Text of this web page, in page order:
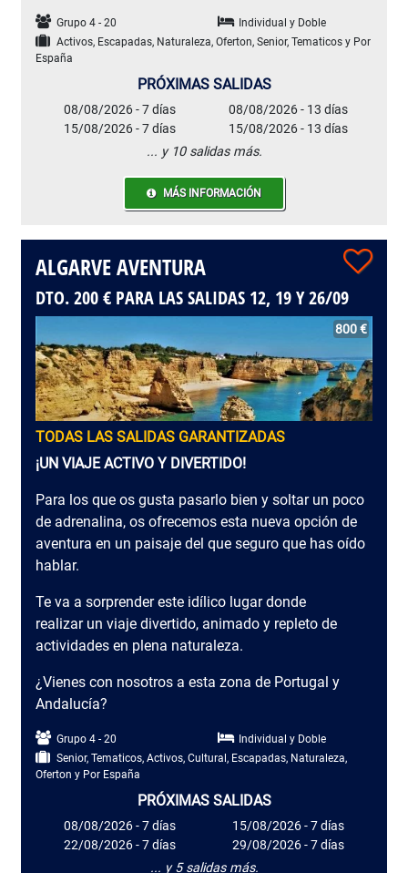
Grupo 4 - 20
Individual y Doble
Activos, Escapadas, Naturaleza, Oferton, Senior, Tematicos y Por
España
PRÓXIMAS SALIDAS
08/08/2026 - 7 días
08/08/2026 - 13 días
15/08/2026 - 7 días
15/08/2026 - 13 días
... y 10 salidas más.
MÁS INFORMACIÓN
ALGARVE AVENTURA
DTO. 200 € PARA LAS SALIDAS 12, 19 Y 26/09
800 €
TODAS LAS SALIDAS GARANTIZADAS
¡UN VIAJE ACTIVO Y DIVERTIDO!
Para los que os gusta pasarlo bien y soltar un poco
de adrenalina, os ofrecemos esta nueva opción de
aventura en un paisaje del que seguro que has oído
hablar.
Te va a sorprender este idílico lugar donde
realizar un viaje divertido, animado y repleto de
actividades en plena naturaleza.
¿Vienes con nosotros a esta zona de Portugal y
Andalucía?
Grupo 4 - 20
Individual y Doble
Senior, Tematicos, Activos, Cultural, Escapadas, Naturaleza,
Oferton y Por España
PRÓXIMAS SALIDAS
08/08/2026 - 7 días
15/08/2026 - 7 días
22/08/2026 - 7 días
29/08/2026 - 7 días
... y 5 salidas más.